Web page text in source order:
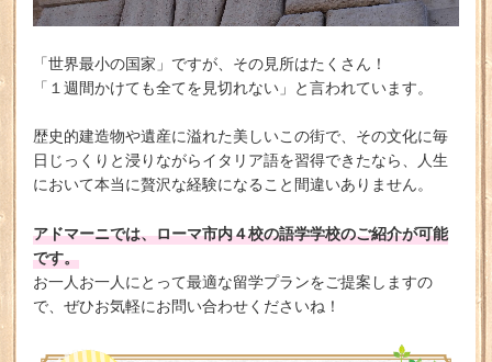
「世界最小の国家」ですが、その見所はたくさん！
「１週間かけても全てを見切れない」と言われています。
歴史的建造物や遺産に溢れた美しいこの街で、その文化に毎
日じっくりと浸りながらイタリア語を習得できたなら、人生
において本当に贅沢な経験になること間違いありません。
アドマーニでは、ローマ市内４校の語学学校のご紹介が可能
です。
お一人お一人にとって最適な留学プランをご提案しますの
で、ぜひお気軽にお問い合わせくださいね！